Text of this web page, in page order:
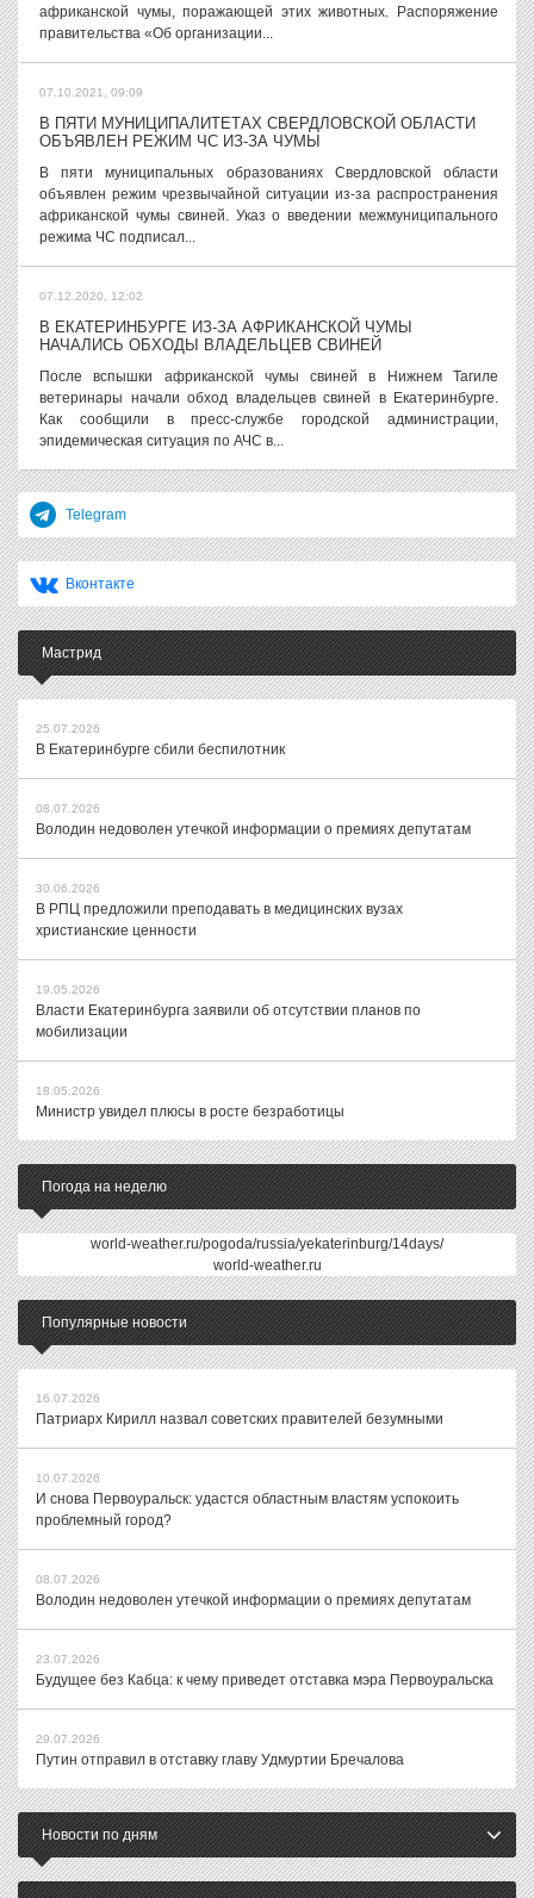
африканской чумы, поражающей этих животных. Распоряжение
правительства «Об организации...
07.10.2021, 09:09
В ПЯТИ МУНИЦИПАЛИТЕТАХ СВЕРДЛОВСКОЙ ОБЛАСТИ
ОБЪЯВЛЕН РЕЖИМ ЧС ИЗ-ЗА ЧУМЫ
В пяти муниципальных образованиях Свердловской области
объявлен режим чрезвычайной ситуации из-за распространения
африканской чумы свиней. Указ о введении межмуниципального
режима ЧС подписал...
07.12.2020, 12:02
В ЕКАТЕРИНБУРГЕ ИЗ-ЗА АФРИКАНСКОЙ ЧУМЫ
НАЧАЛИСЬ ОБХОДЫ ВЛАДЕЛЬЦЕВ СВИНЕЙ
После вспышки африканской чумы свиней в Нижнем Тагиле
ветеринары начали обход владельцев свиней в Екатеринбурге.
Как сообщили в пресс-службе городской администрации,
эпидемическая ситуация по АЧС в...
Telegram
Вконтакте
Мастрид
25.07.2026
В Екатеринбурге сбили беспилотник
08.07.2026
Володин недоволен утечкой информации о премиях депутатам
30.06.2026
В РПЦ предложили преподавать в медицинских вузах
христианские ценности
19.05.2026
Власти Екатеринбурга заявили об отсутствии планов по
мобилизации
18.05.2026
Министр увидел плюсы в росте безработицы
Погода на неделю
world-weather.ru/pogoda/russia/yekaterinburg/14days/
world-weather.ru
Популярные новости
16.07.2026
Патриарх Кирилл назвал советских правителей безумными
10.07.2026
И снова Первоуральск: удастся областным властям успокоить
проблемный город?
08.07.2026
Володин недоволен утечкой информации о премиях депутатам
23.07.2026
Будущее без Кабца: к чему приведет отставка мэра Первоуральска
29.07.2026
Путин отправил в отставку главу Удмуртии Бречалова
Новости по дням